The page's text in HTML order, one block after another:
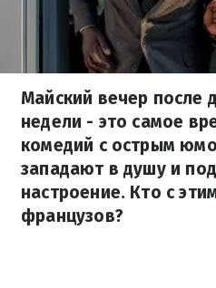
Майский вечер после
недели - это самое
комедий с острым
западают в душу и
настроение. Кто с
французов?